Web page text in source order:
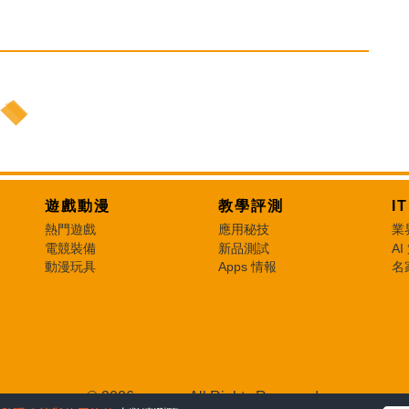
遊戲動漫
熱門遊戲
電競裝備
動漫玩具
教學評測
應用秘技
新品測試
Apps 情報
業
AI
名
© 2026 e-zone. All Rights Reserved.